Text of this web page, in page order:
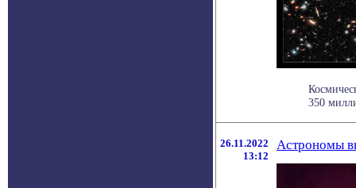
350
26.11.2022
13:12
Астрономы